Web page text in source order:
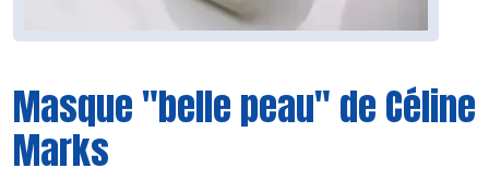
Masque "belle peau" de Céline
Marks